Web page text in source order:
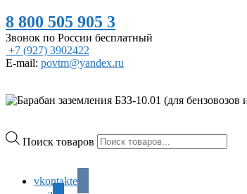
8 800 505 905 3
Звонок по России бесплатный
+7 (927) 3902422
E-mail: povtm@yandex.ru
Поиск товаров
vkontakte